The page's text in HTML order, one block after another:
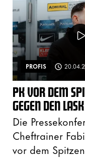
PK VOR DEM
GEGEN DEN LASK
Die
Cheftrainer
vor dem
PROFIS